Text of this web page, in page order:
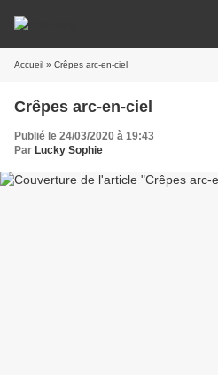
Accueil » Crêpes arc-en-ciel
Crêpes arc-en-ciel
Publié le 24/03/2020 à 19:43
Par Lucky Sophie